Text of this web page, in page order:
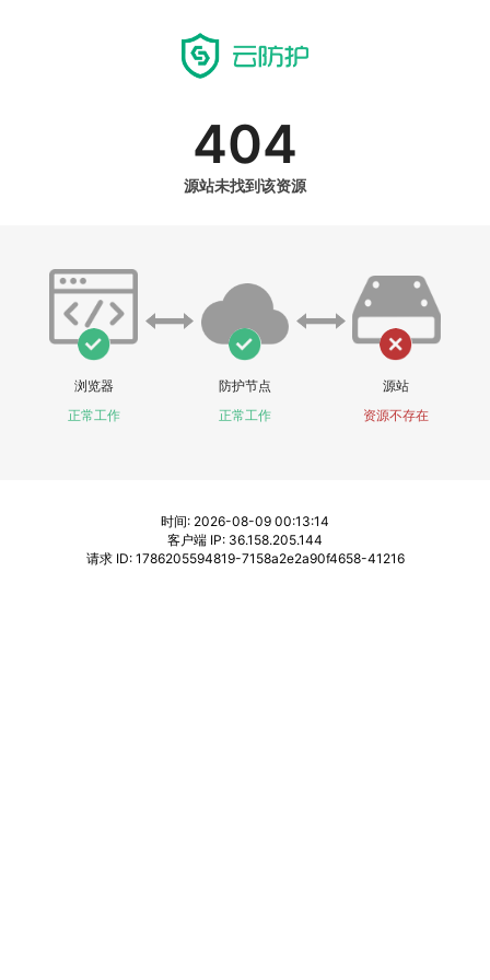
404
源站未找到该资源
浏览器
正常工作
防护节点
正常工作
源站
资源不存在
时间: 2026-08-09 00:13:14
客户端 IP: 36.158.205.144
请求 ID: 1786205594819-7158a2e2a90f4658-41216